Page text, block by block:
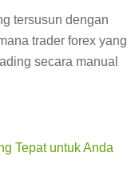
tersusun dengan
trader forex yang
secara manual